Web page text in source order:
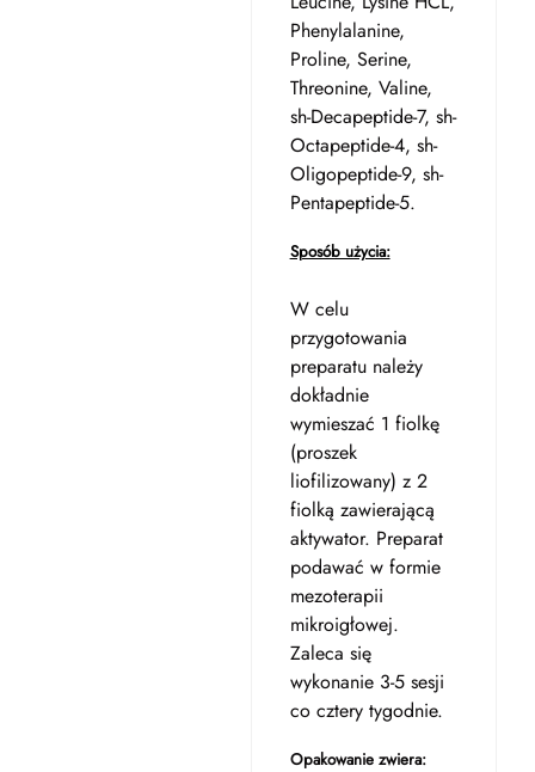
Phenylalanine,
Proline, Serine,
Threonine, Valine,
sh-Decapeptide-7, sh-
Octapeptide-4, sh-
Oligopeptide-9, sh-
Pentapeptide-5.
Sposób użycia:
W celu
przygotowania
preparatu należy
dokładnie
wymieszać 1 fiolkę
(proszek
liofilizowany) z 2
fiolką zawierającą
aktywator. Preparat
podawać w formie
mezoterapii
mikroigłowej.
Zaleca się
wykonanie 3-5 sesji
co cztery tygodnie.
Opakowanie zwiera: